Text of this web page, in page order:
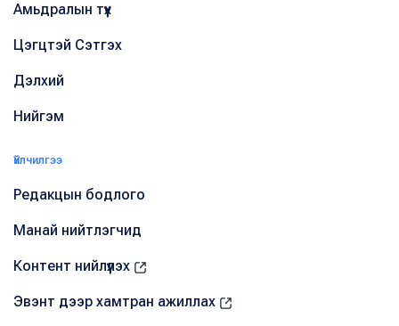
Амьдралын түүх
Цэгцтэй Сэтгэх
Дэлхий
Нийгэм
Үйлчилгээ
Редакцын бодлого
Манай нийтлэгчид
Контент нийлүүлэх
Эвэнт дээр хамтран ажиллах